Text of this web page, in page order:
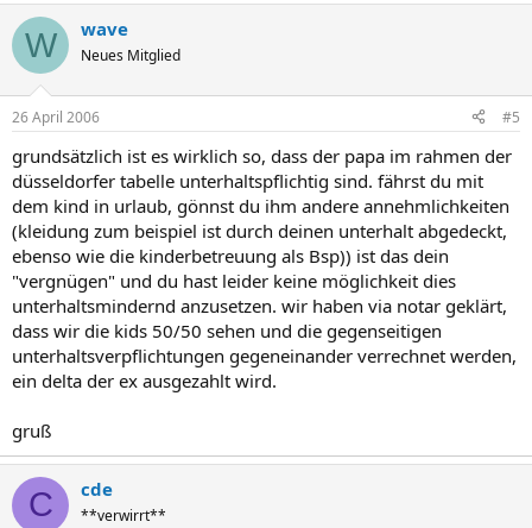
W wave
Neues Mitglied
26 April 2006 #5
grundsätzlich ist es wirklich so, dass der papa im rahmen der
düsseldorfer tabelle unterhaltspflichtig sind. fährst du mit
dem kind in urlaub, gönnst du ihm andere annehmlichkeiten
(kleidung zum beispiel ist durch deinen unterhalt abgedeckt,
ebenso wie die kinderbetreuung als Bsp)) ist das dein
"vergnügen" und du hast leider keine möglichkeit dies
unterhaltsmindernd anzusetzen. wir haben via notar geklärt,
dass wir die kids 50/50 sehen und die gegenseitigen
unterhaltsverpflichtungen gegeneinander verrechnet werden,
ein delta der ex ausgezahlt wird.
gruß
C cde
**verwirrt**